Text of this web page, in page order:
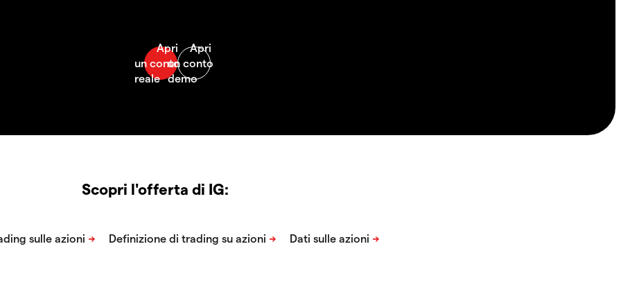
Scopri l'offerta di IG: